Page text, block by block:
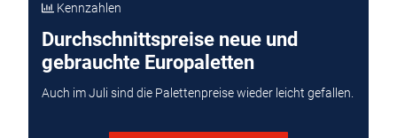
Kennzahlen
Durchschnittspreise neue und
gebrauchte Europaletten
Auch im Juli sind die Palettenpreise wieder leicht gefallen.